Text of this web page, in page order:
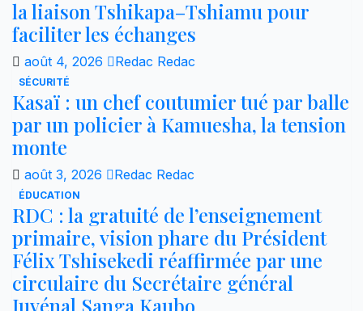
la liaison Tshikapa–Tshiamu pour
faciliter les échanges
août 4, 2026 Redac Redac
SÉCURITÉ
Kasaï : un chef coutumier tué par balle
par un policier à Kamuesha, la tension
monte
août 3, 2026 Redac Redac
ÉDUCATION
RDC : la gratuité de l’enseignement
primaire, vision phare du Président
Félix Tshisekedi réaffirmée par une
circulaire du Secrétaire général
Juvénal Sanga Kaubo